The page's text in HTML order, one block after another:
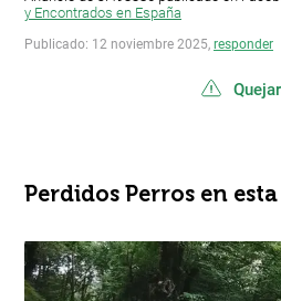
y Encontrados en España
Publicado: 12 noviembre 2025, responder
Perdidos Perros en